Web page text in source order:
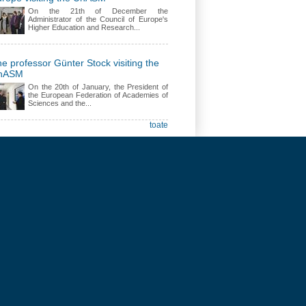
On the 21th of December the
Administrator of the Council of Europe's
Higher Education and Research...
professor Günter Stock visiting the
On the 20th of January, the President of
the European Federation of Academies of
Sciences and the...
toate